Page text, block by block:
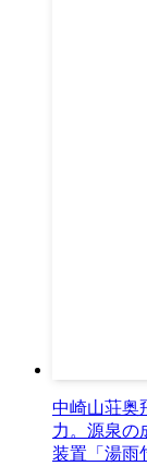
中崎山荘奥
力。源泉の
装置「湯雨